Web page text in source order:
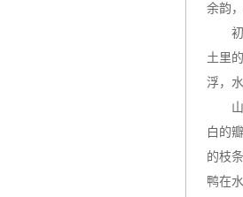
余韵
土里
浮，
白的
的枝
鸭在